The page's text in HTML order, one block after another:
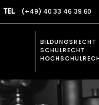
TEL. (+49) 40 33 46 39 60
BILDUNGSRECHT
SCHULRECHT